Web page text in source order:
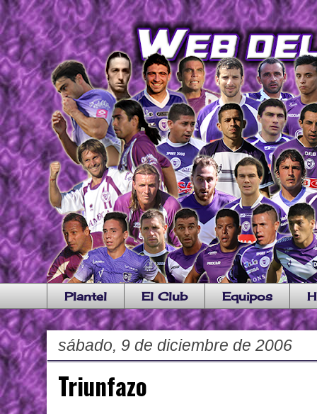
Plantel El Club Equipos
sábado, 9 de diciembre de 2006
Triunfazo